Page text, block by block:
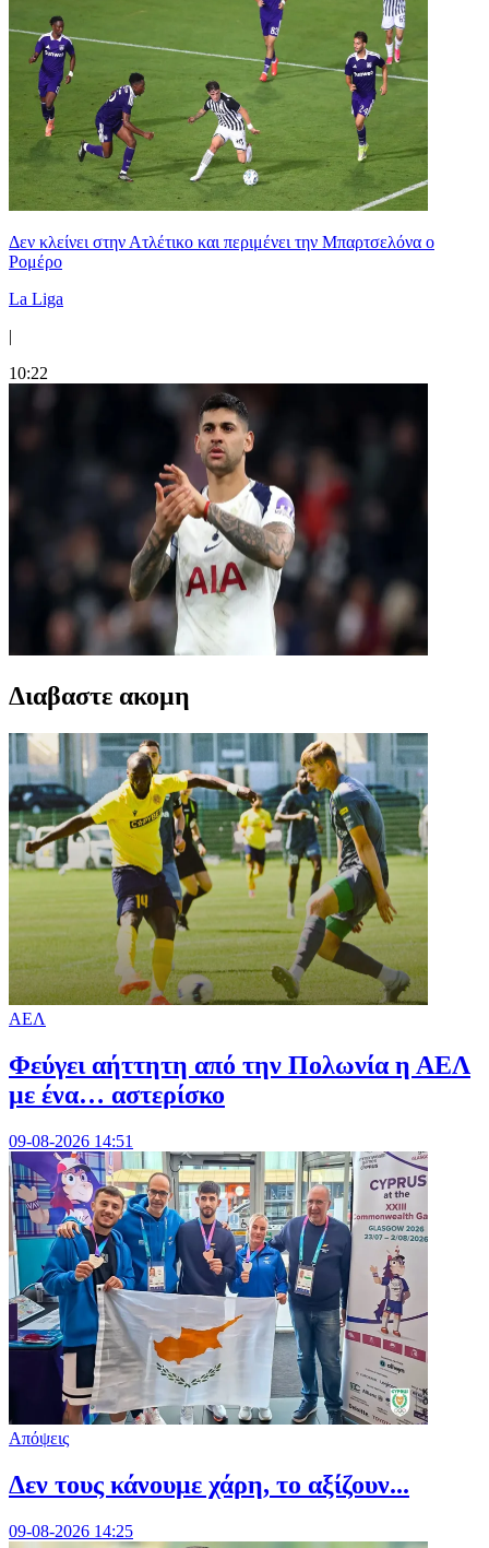
Δεν κλείνει στην Ατλέτικο και περιμένει την Μπαρτσελόνα ο
Ρομέρο
La Liga
|
10:22
Διαβαστε ακομη
ΑΕΛ
Φεύγει αήττητη από την Πολωνία η ΑΕΛ
με ένα… αστερίσκο
09-08-2026 14:51
Απόψεις
Δεν τους κάνουμε χάρη, το αξίζουν...
09-08-2026 14:25